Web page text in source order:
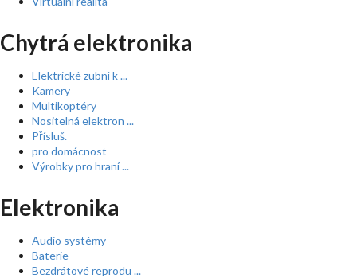
Chytrá elektronika
Elektrické zubní k ...
Kamery
Multikoptéry
Nositelná elektron ...
Přísluš.
pro domácnost
Výrobky pro hraní ...
Elektronika
Audio systémy
Baterie
Bezdrátové reprodu ...